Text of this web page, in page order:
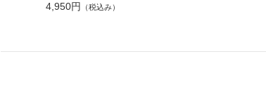
4,950円
（税込み）